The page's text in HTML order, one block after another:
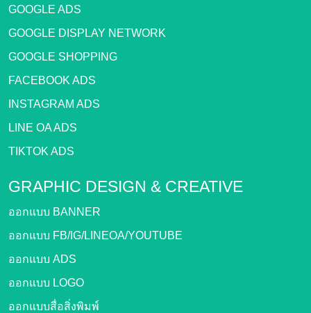
GOOGLE ADS
GOOGLE DISPLAY NETWORK
GOOGLE SHOPPING
FACEBOOK ADS
INSTAGRAM ADS
LINE OA ADS
TIKTOK ADS
GRAPHIC DESIGN & CREATIVE
ออกแบบ BANNER
ออกแบบ FB/IG/LINEOA/YOUTUBE
ออกแบบ ADS
ออกแบบ LOGO
ออกแบบสื่อสิ่งพิมพ์